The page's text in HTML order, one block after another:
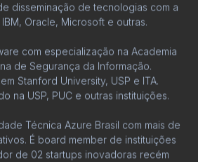
disseminação de tecnologias com a
Oracle, Microsoft e outras.
com especialização na Academia
de Segurança da Informação.
Stanford University, USP e ITA.
na USP, PUC e outras instituições.
Técnica Azure Brasil com mais de
É board member de instituições
de 02 startups inovadoras recém